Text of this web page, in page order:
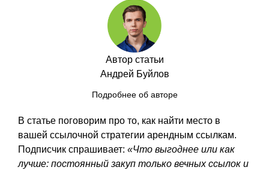
Автор статьи
Андрей Буйлов
Подробнее об авторе
В статье поговорим про то, как найти место в
вашей ссылочной стратегии арендным ссылкам.
Подписчик спрашивает: «Что выгоднее или как
лучше: постоянный закуп только вечных ссылок и